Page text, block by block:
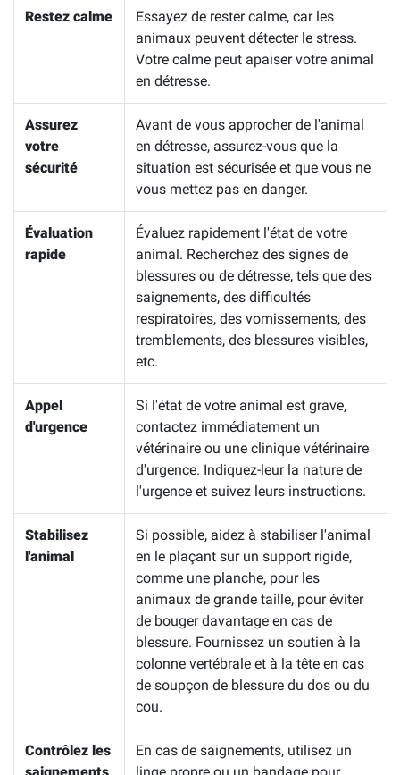
Restez calme
Essayez de rester calme, car les
animaux peuvent détecter le stress.
Votre calme peut apaiser votre animal
en détresse.
Assurez
votre
sécurité
Avant de vous approcher de l'animal
en détresse, assurez-vous que la
situation est sécurisée et que vous ne
vous mettez pas en danger.
Évaluation
rapide
Évaluez rapidement l'état de votre
animal. Recherchez des signes de
blessures ou de détresse, tels que des
saignements, des difficultés
respiratoires, des vomissements, des
tremblements, des blessures visibles,
etc.
Appel
d'urgence
Si l'état de votre animal est grave,
contactez immédiatement un
vétérinaire ou une clinique vétérinaire
d'urgence. Indiquez-leur la nature de
l'urgence et suivez leurs instructions.
Stabilisez
l'animal
Si possible, aidez à stabiliser l'animal
en le plaçant sur un support rigide,
comme une planche, pour les
animaux de grande taille, pour éviter
de bouger davantage en cas de
blessure. Fournissez un soutien à la
colonne vertébrale et à la tête en cas
de soupçon de blessure du dos ou du
cou.
Contrôlez les
En cas de saignements, utilisez un